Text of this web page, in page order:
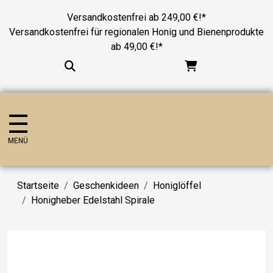
Versandkostenfrei ab 249,00 €!*
Versandkostenfrei für regionalen Honig und Bienenprodukte
ab 49,00 €!*
MENÜ
Startseite Geschenkideen
Honiglöffel
Honigheber Edelstahl Spirale